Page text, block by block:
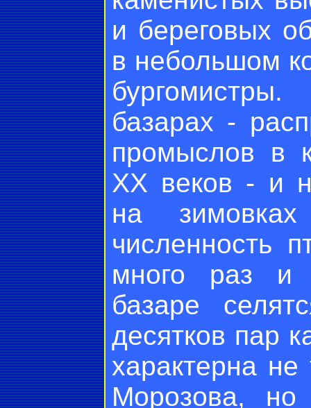
и береговых
в небольшом
базарах -
промыслов в
XX веков - и
на
численность
много раз и
базаре
десятков пар
характерна
Морозова,